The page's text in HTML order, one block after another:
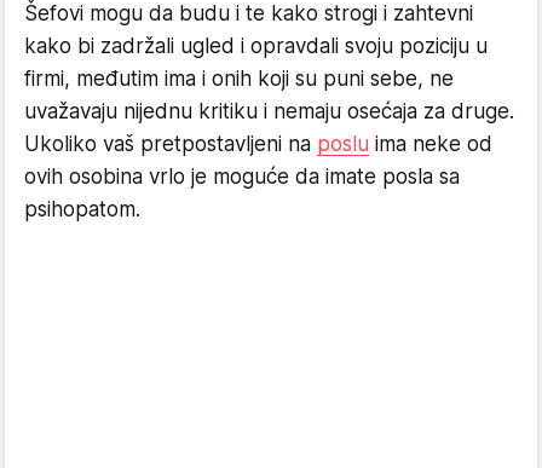
Šefovi mogu da budu i te kako strogi i zahtevni
kako bi zadržali ugled i opravdali svoju poziciju u
firmi, međutim ima i onih koji su puni sebe, ne
uvažavaju nijednu kritiku i nemaju osećaja za druge.
Ukoliko vaš pretpostavljeni na poslu ima neke od
ovih osobina vrlo je moguće da imate posla sa
psihopatom.